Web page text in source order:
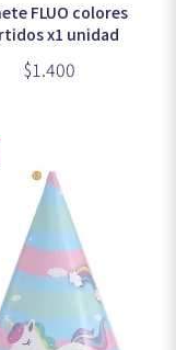
FLUO colores
x1 unidad
$1.400